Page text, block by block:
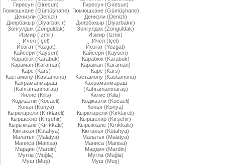
Гиресун (Giresun)
Гюмюшхане (Gümüşhane)
Денизли (Denizli)
Диярбакыр (Diyarbakır)
Зонгулдак (Zonguldak)
Измир (Izmir)
Ичел (Içel)
Йозгат (Yozgat)
Кайсери (Kayseri)
Карабюк (Karabük)
Караман (Karaman)
Карс (Kars)
Кастамону (Kastamonu)
Кахраманмараш
(Kahramanmaraş)
Килис (Kilis)
Коджаэли (Kocaeli)
Конья (Konya)
Кыркларели (Kırklareli)
Кыршехир (Kırşehir)
Кырыккале (Kırıkkale)
Кютахья (Kütahya)
Малатья (Malatya)
Маниса (Manisa)
Мардин (Mardin)
Мугла (Muğla)
Муш (Muş)
Гиресун (Giresun)
Гюмюшхане (Gümüşhane)
Денизли (Denizli)
Диярбакыр (Diyarbakır)
Зонгулдак (Zonguldak)
Измир (Izmir)
Ичел (Içel)
Йозгат (Yozgat)
Кайсери (Kayseri)
Карабюк (Karabük)
Караман (Karaman)
Карс (Kars)
Кастамону (Kastamonu)
Кахраманмараш
(Kahramanmaraş)
Килис (Kilis)
Коджаэли (Kocaeli)
Конья (Konya)
Кыркларели (Kırklareli)
Кыршехир (Kırşehir)
Кырыккале (Kırıkkale)
Кютахья (Kütahya)
Малатья (Malatya)
Маниса (Manisa)
Мардин (Mardin)
Мугла (Muğla)
Муш (Muş)